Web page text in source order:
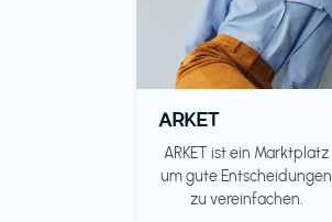
ARKET
ARKET ist ein Marktplatz
um gute Entscheidungen
zu vereinfachen.